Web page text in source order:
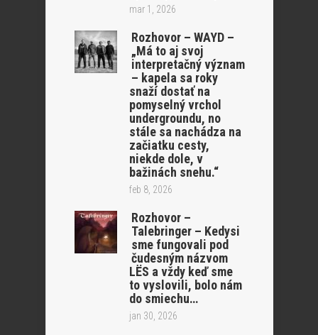
mar 1, 2026
Rozhovor – WAYD –
„Má to aj svoj
interpretačný význam
– kapela sa roky
snaží dostať na
pomyselný vrchol
undergroundu, no
stále sa nachádza na
začiatku cesty,
niekde dole, v
bažinách snehu.“
feb 8, 2026
Rozhovor –
Talebringer – Kedysi
sme fungovali pod
čudesným názvom
LËS a vždy keď sme
to vyslovili, bolo nám
do smiechu…
jan 30, 2026